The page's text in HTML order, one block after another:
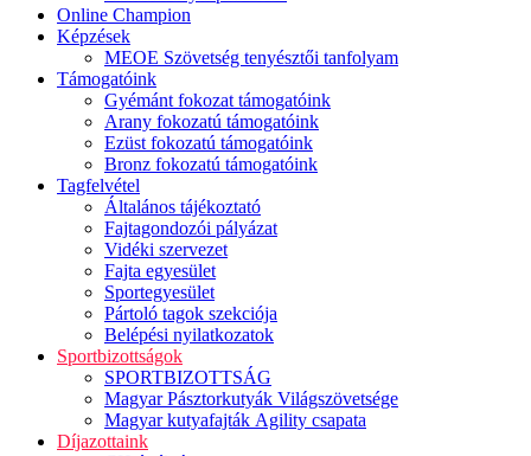
Online Champion
Képzések
MEOE Szövetség tenyésztői tanfolyam
Támogatóink
Gyémánt fokozat támogatóink
Arany fokozatú támogatóink
Ezüst fokozatú támogatóink
Bronz fokozatú támogatóink
Tagfelvétel
Általános tájékoztató
Fajtagondozói pályázat
Vidéki szervezet
Fajta egyesület
Sportegyesület
Pártoló tagok szekciója
Belépési nyilatkozatok
Sportbizottságok
SPORTBIZOTTSÁG
Magyar Pásztorkutyák Világszövetsége
Magyar kutyafajták Agility csapata
Díjazottaink